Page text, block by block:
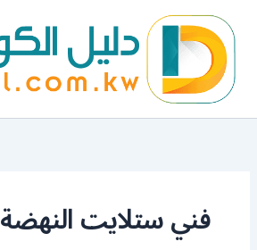
المحتوى
فني ستلايت النهضة